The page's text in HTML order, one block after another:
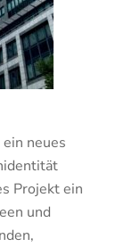
neues
Projekt ein
und